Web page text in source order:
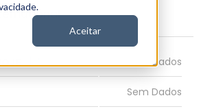
Aceitar